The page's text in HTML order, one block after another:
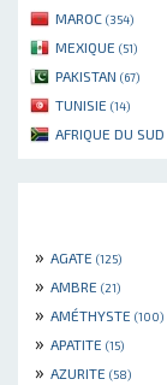
MAROC (354)
MEXIQUE (51)
PAKISTAN (67)
TUNISIE (14)
AFRIQUE DU SUD
» AGATE (125)
» AMBRE (21)
» AMÉTHYSTE (100)
» APATITE (15)
» AZURITE (58)